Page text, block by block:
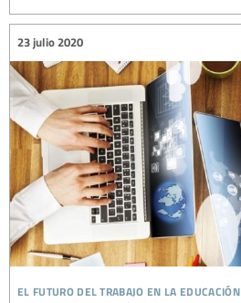
el futuro del trabajo en la educación
23 julio 2020